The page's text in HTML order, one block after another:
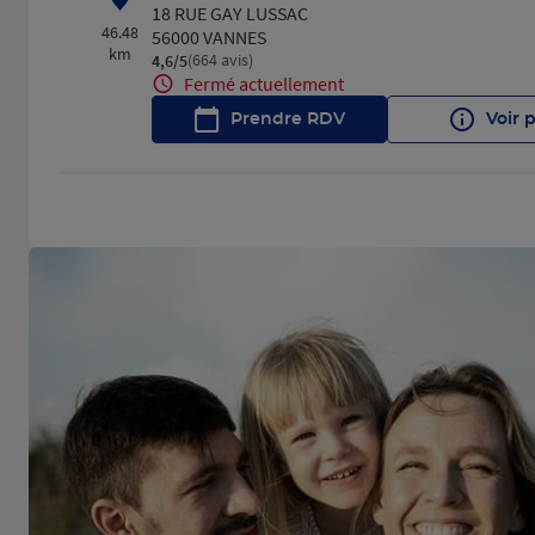
46.48
km
18 RUE GAY LUSSAC
56000 VANNES
4,6/5Note de 4.6 sur 5
(664 avis)
Fermé actuellement
Prendre RDV Voir